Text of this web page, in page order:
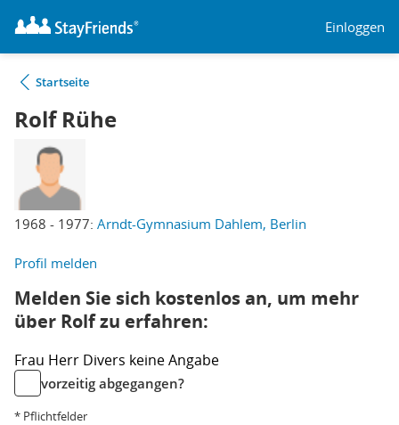
Einloggen
Startseite
Rolf Rühe
1968 - 1977: Arndt-Gymnasium Dahlem, Berlin
Profil melden
Melden Sie sich kostenlos an, um mehr
über Rolf zu erfahren:
Frau Herr Divers keine Angabe
vorzeitig abgegangen?
* Pflichtfelder